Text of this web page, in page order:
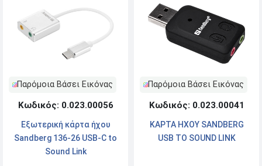
Παρόμοια Βάσει Εικόνας
Κωδικός: 0.023.00056
Εξωτερική κάρτα ήχου
Sandberg 136-26 USB-C to
Sound Link
Παρόμοια Βάσει Εικόνας
Κωδικός: 0.023.00041
KAPTA HXOY SANDBERG
USB TO SOUND LINK